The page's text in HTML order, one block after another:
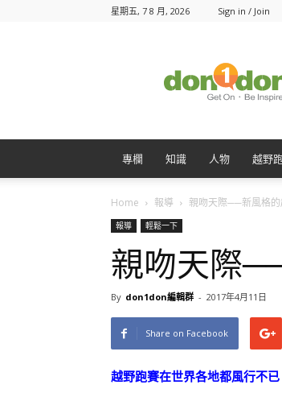
星期五, 7 8 月, 2026 Sign in / Join
專欄 知識 人物 越野
Home 報導 親吻天際──新風格的
報導 輕鬆一下
親吻天際
By don1don編輯群 - 2017年4月11日
Share on Facebook
越野跑賽在世界各地都風行不